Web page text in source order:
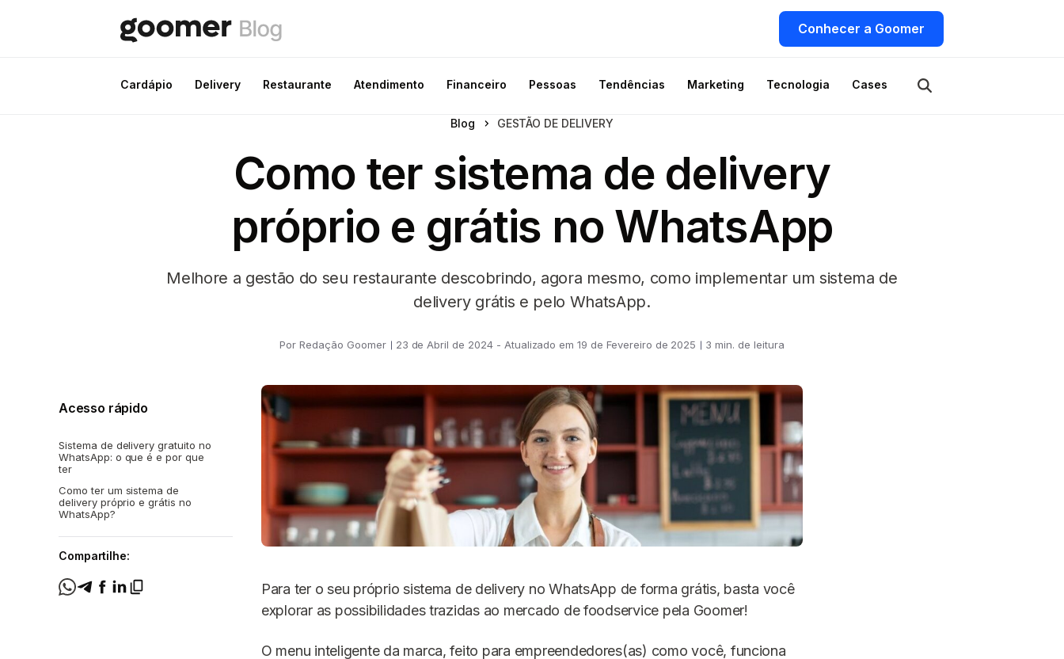
Conhecer a Goomer
Cardápio Delivery Restaurante Atendimento Financeiro Pessoas Tendências Marketing Tecnologia Cases
Blog GESTÃO DE DELIVERY
Como ter sistema de delivery
próprio e grátis no WhatsApp
Melhore a gestão do seu restaurante descobrindo, agora mesmo, como implementar um sistema de
delivery grátis e pelo WhatsApp.
Por Redação Goomer 23 de Abril de 2024 - Atualizado em 19 de Fevereiro de 2025 3 min. de leitura
Acesso rápido
Sistema de delivery gratuito no
WhatsApp: o que é e por que
ter
Como ter um sistema de
delivery próprio e grátis no
WhatsApp?
Compartilhe:
Para ter o seu próprio sistema de delivery no WhatsApp de forma grátis, basta você
explorar as possibilidades trazidas ao mercado de foodservice pela Goomer!
O menu inteligente da marca, feito para empreendedores(as) como você, funciona